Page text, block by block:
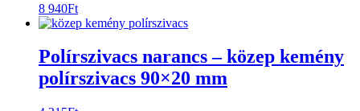
8 940Ft
Polírszivacs narancs – közep kemény
polírszivacs 90×20 mm